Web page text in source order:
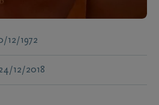
12/1972
12/2018